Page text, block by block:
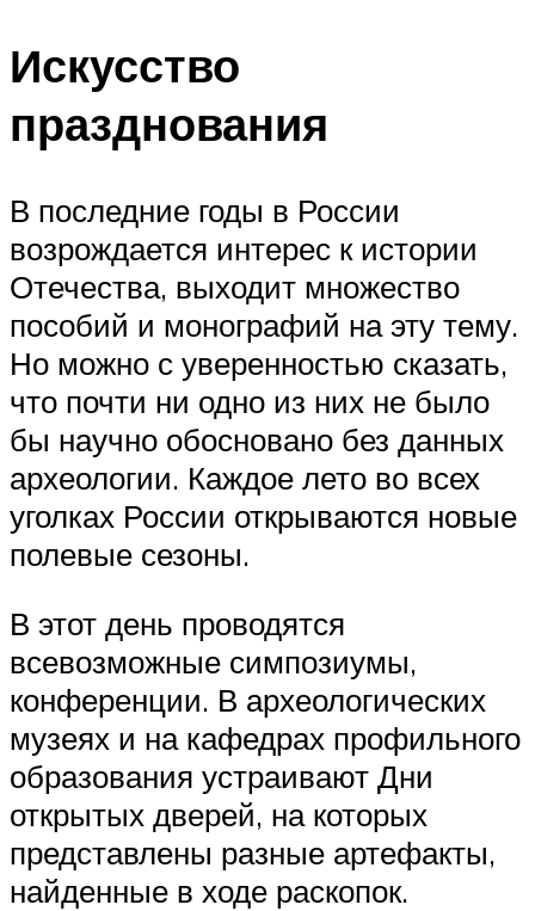
Искусство
празднования
В последние годы в России
возрождается интерес к истории
Отечества, выходит множество
пособий и монографий на эту тему.
Но можно с уверенностью сказать,
что почти ни одно из них не было
бы научно обосновано без данных
археологии. Каждое лето во всех
уголках России открываются новые
полевые сезоны.
В этот день проводятся
всевозможные симпозиумы,
конференции. В археологических
музеях и на кафедрах профильного
образования устраивают Дни
открытых дверей, на которых
представлены разные артефакты,
найденные в ходе раскопок.